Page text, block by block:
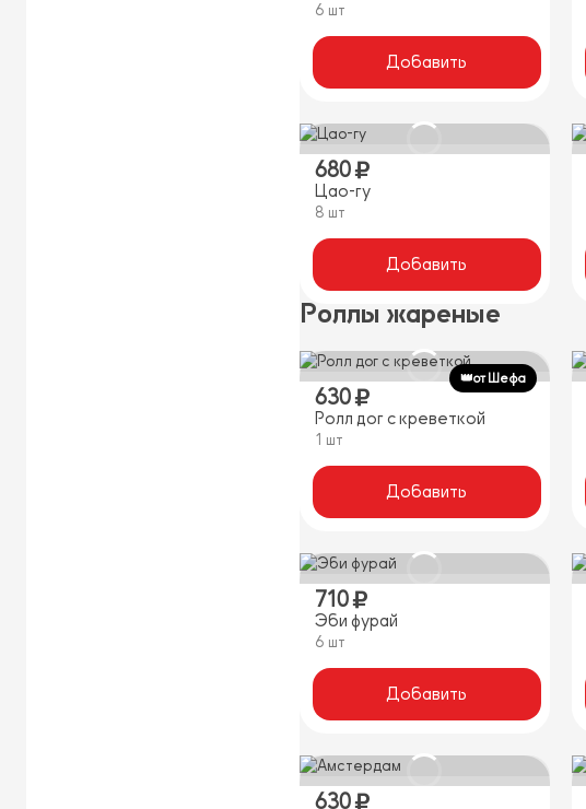
6 шт
Добавить
680
Цао-гу
8 шт
Добавить
Роллы жареные
630
Ролл дог с креветкой
1 шт
Добавить
👑от Шефа
710
Эби фурай
6 шт
Добавить
630